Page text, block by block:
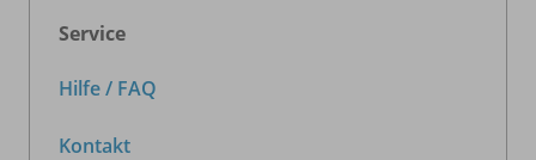
Service
Hilfe / FAQ
Kontakt